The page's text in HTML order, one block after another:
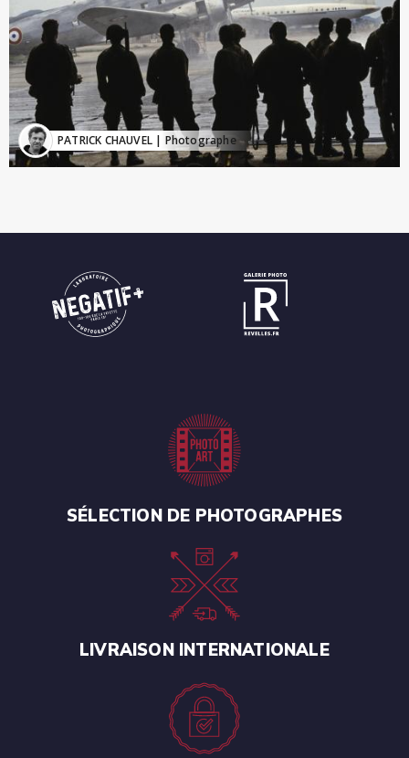
PATRICK CHAUVEL | Photographe
SÉLECTION DE PHOTOGRAPHES
LIVRAISON INTERNATIONALE